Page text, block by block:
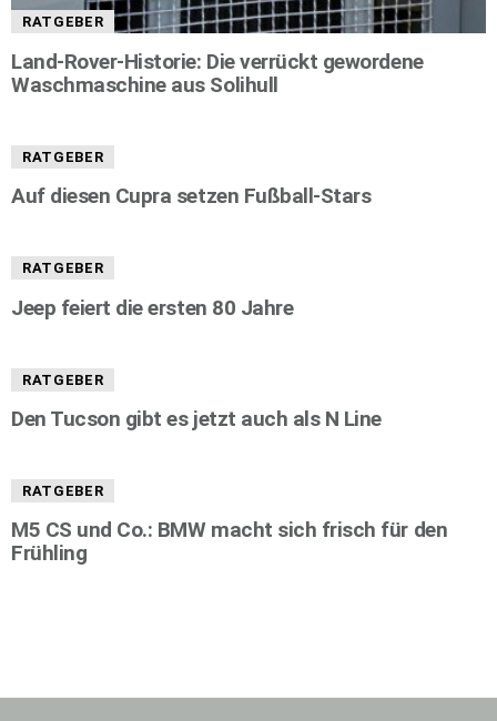
RATGEBER
Land-Rover-Historie: Die verrückt gewordene
Waschmaschine aus Solihull
RATGEBER
Auf diesen Cupra setzen Fußball-Stars
RATGEBER
Jeep feiert die ersten 80 Jahre
RATGEBER
Den Tucson gibt es jetzt auch als N Line
RATGEBER
M5 CS und Co.: BMW macht sich frisch für den
Frühling